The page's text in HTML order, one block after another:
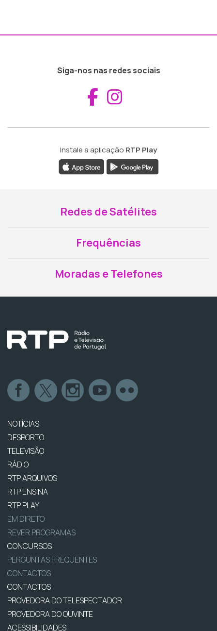
Siga-nos nas redes sociais
Aceder ao
Instale a aplicação RTP Play
Redes de Satélites
Frequências
Moradas e Telefones
NOTÍCIAS
DESPORTO
TELEVISÃO
RÁDIO
RTP ARQUIVOS
RTP ENSINA
RTP PLAY
EM DIRETO
REVER PROGRAMAS
CONCURSOS
PERGUNTAS FREQUENTES
CONTACTOS
CONTACTOS
PROVEDORA DO TELESPECTADOR
PROVEDORA DO OUVINTE
ACESSIBILIDADES